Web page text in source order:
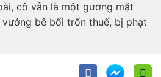
cô vẫn là một gương mặt
bê bối trốn thuế, bị phạt